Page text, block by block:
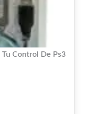
Tu Control De Ps3